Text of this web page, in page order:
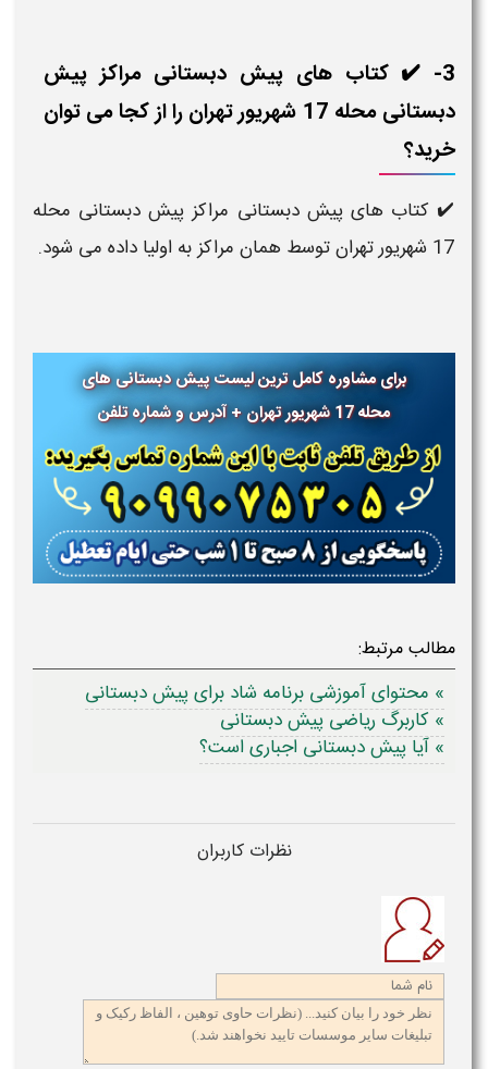
3- ✔️ کتاب های پیش دبستانی مراکز پیش
دبستانی محله 17 شهریور تهران را از کجا می توان
کتاب های پیش دبستانی مراکز پیش دبستانی محله
17 شهریور تهران توسط همان مراکز به اولیا داده می شود.
برای مشاوره کامل ترین لیست پیش دبستانی های
مرتبط:
» محتوای آموزشی برنامه شاد برای پیش دبستانی
» کاربرگ ریاضی پیش دبستانی
» آیا پیش دبستانی اجباری است؟
نظرات کاربران